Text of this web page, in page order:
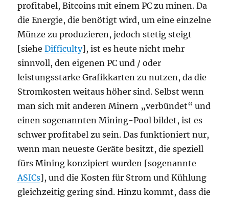
profitabel, Bitcoins mit einem PC zu minen. Da
die Energie, die benötigt wird, um eine einzelne
Münze zu produzieren, jedoch stetig steigt
[sieheDifficulty], ist es heute nicht mehr
sinnvoll, den eigenen PC und / oder
leistungsstarke Grafikkarten zu nutzen, da die
Stromkosten weitaus höher sind. Selbst wenn
man sich mit anderen Minern „verbündet“ und
einen sogenannten Mining-Pool bildet, ist es
schwer profitabel zu sein. Das funktioniert nur,
wenn man neueste Geräte besitzt, die speziell
fürs Mining konzipiert wurden [sogenannte
ASICs], und die Kosten für Strom und Kühlung
gleichzeitig gering sind. Hinzu kommt, dass die